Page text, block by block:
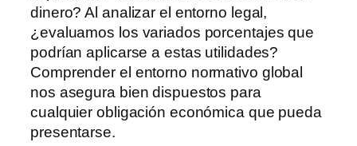
dinero? Al analizar el entorno legal,
¿evaluamos los variados porcentajes que
podrían aplicarse a estas utilidades?
Comprender el entorno normativo global
nos asegura bien dispuestos para
cualquier obligación económica que pueda
presentarse.